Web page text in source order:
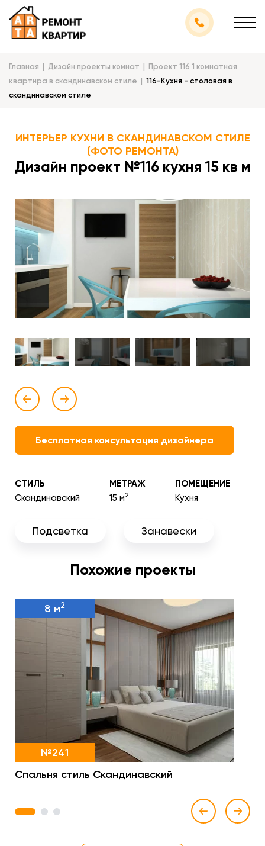
Главная Дизайн проекты комнат
Проект 116 1 комнатная
квартира в скандинавском стиле
116-Кухня - столовая в
скандинавском стиле
ИНТЕРЬЕР КУХНИ В СКАНДИНАВСКОМ СТИЛЕ
(ФОТО РЕМОНТА)
Дизайн проект №116 кухня 15 кв м
Бесплатная консультация дизайнера
СТИЛЬ
Скандинавский
МЕТРАЖ
15 м2
ПОМЕЩЕНИЕ
Кухня
Подсветка Занавески
Похожие проекты
8 м2
№241
Спальня стиль Скандинавский
1 2 3